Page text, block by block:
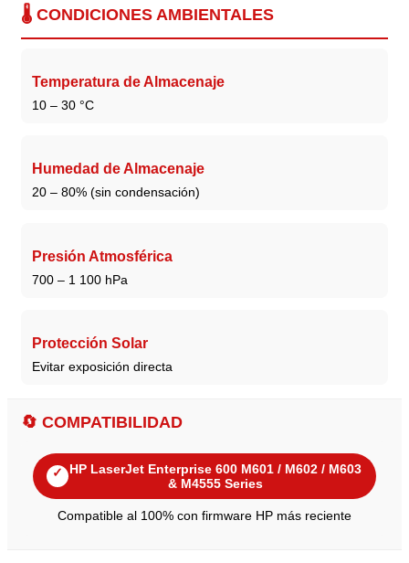
🌡️ CONDICIONES AMBIENTALES
Temperatura de Almacenaje
10 – 30 °C
Humedad de Almacenaje
20 – 80% (sin condensación)
Presión Atmosférica
700 – 1 100 hPa
Protección Solar
Evitar exposición directa
🔄 COMPATIBILIDAD
✓
HP LaserJet Enterprise 600 M601 / M602 / M603
& M4555 Series
Compatible al 100% con firmware HP más reciente